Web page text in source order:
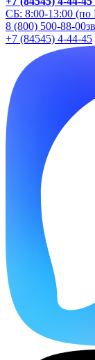
СБ: 8:00-13:00
8 (800) 500-88-00
+7 (84545) 4-44-45